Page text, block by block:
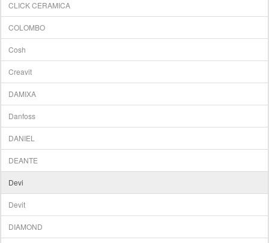
CLICK CERAMICA
COLOMBO
Cosh
Creavit
DAMIXA
Danfoss
DANIEL
DEANTE
Devi
Devit
DIAMOND